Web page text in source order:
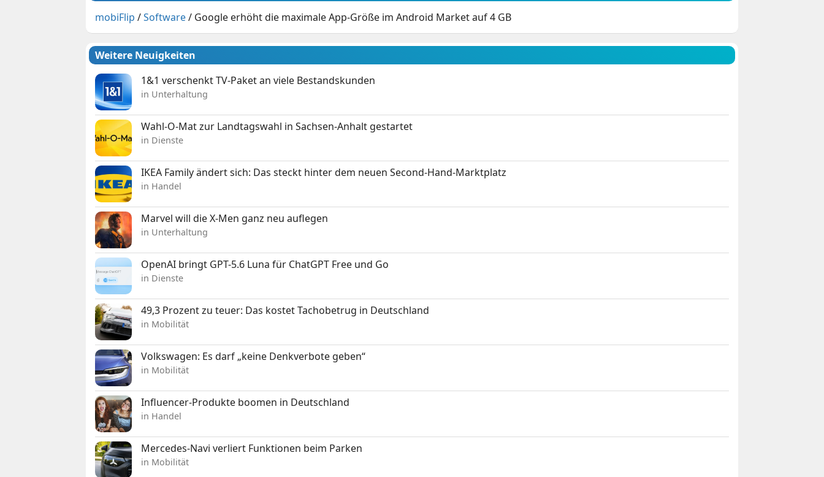
mobiFlip /Software/ Google erhöht die maximale App-Größe im Android Market auf 4 GB
Weitere Neuigkeiten
1&1 verschenkt TV-Paket an viele Bestandskunden
in Unterhaltung
Wahl-O-Mat zur Landtagswahl in Sachsen-Anhalt gestartet
in Dienste
IKEA Family ändert sich: Das steckt hinter dem neuen Second-Hand-Marktplatz
in Handel
Marvel will die X-Men ganz neu auflegen
in Unterhaltung
OpenAI bringt GPT-5.6 Luna für ChatGPT Free und Go
in Dienste
49,3 Prozent zu teuer: Das kostet Tachobetrug in Deutschland
in Mobilität
Volkswagen: Es darf „keine Denkverbote geben“
in Mobilität
Influencer-Produkte boomen in Deutschland
in Handel
Mercedes-Navi verliert Funktionen beim Parken
in Mobilität